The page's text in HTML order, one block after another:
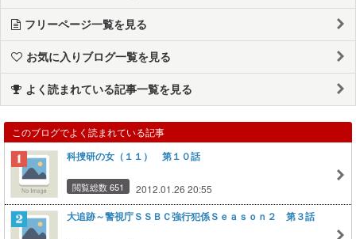
フリーページ一覧を見る
お気に入りブログ一覧を見る
よく読まれている記事一覧を見る
このブログでよく読まれている記事
科捜研の女（１１） 第１０話
閲覧総数 651 2012.01.26 20:55
大追跡～警視庁ＳＳＢＣ強行犯係Ｓｅａｓｏｎ２ 第３話